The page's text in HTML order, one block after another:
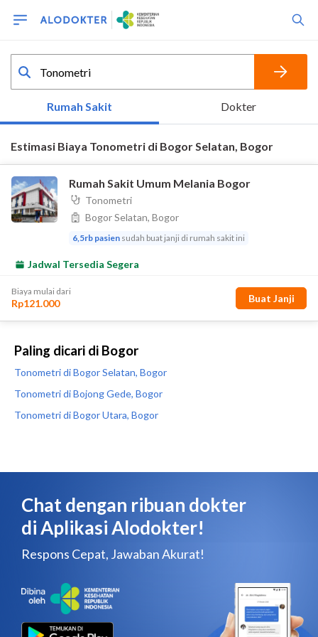
Paling dicari di Bogor
Tonometri di Bogor Selatan, Bogor
Tonometri di Bojong Gede, Bogor
Tonometri di Bogor Utara, Bogor